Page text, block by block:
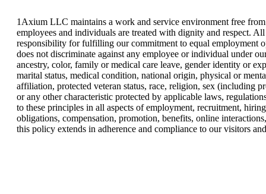
1Axium LLC maintains a work and service environment free
employees and individuals are treated with dignity and respect.
responsibility for fulfilling our commitment to equal employment
does not discriminate against any employee or individual under
ancestry, color, family or medical care leave, gender identity or
marital status, medical condition, national origin, physical or
affiliation, protected veteran status, race, religion, sex (including
or any other characteristic protected by applicable laws,
to these principles in all aspects of employment, recruitment,
obligations, compensation, promotion, benefits, online
this policy extends in adherence and compliance to our visitors